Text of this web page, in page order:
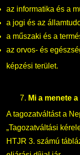
az informatika és a
a jogi és az
a műszaki és a
az orvos- és
képzési terület.
7. Mi a menete
A tagozatváltást a
„Tagozatváltási
HTJR 3. számú